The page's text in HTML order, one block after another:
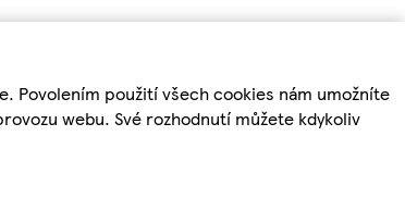
Povolením použití všech cookies nám umožníte
webu. Své rozhodnutí můžete kdykoliv